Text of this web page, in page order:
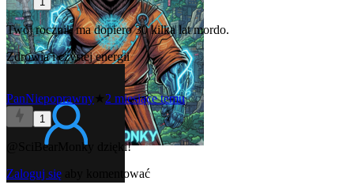
Twój rocznik ma dopiero 30 kilka lat mordo.
Zdrowia i czystej energii
PanNiepoprawny 2 miesiące temu
1
@SciBearMonky
dzięki!
Zaloguj się aby komentować